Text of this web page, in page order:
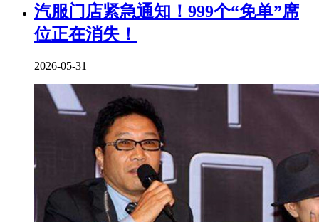
汽服门店紧急通知！999个“免单”席
位正在消失！
2026-05-31